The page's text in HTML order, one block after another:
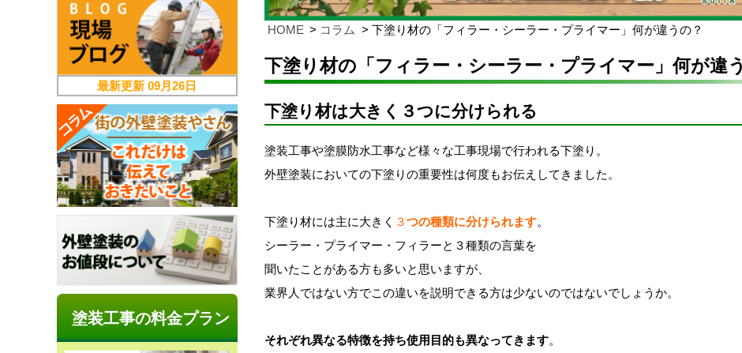
HOME コラム 下塗り材の「フィラー・シーラー・プライマー」何が違うの？
下塗り材の「フィラー・シーラー・プライマー」何が違
下塗り材は大きく３つに分けられる
塗装工事や塗膜防水工事など様々な工事現場で行われる下塗り。
外壁塗装においての下塗りの重要性は何度もお伝えしてきました。
下塗り材には主に大きく ３つの種類に分けられます。
シーラー・プライマー・フィラーと３種類の言葉を
聞いたことがある方も多いと思いますが、
業界人ではない方でこの違いを説明できる方は少ないのではないでしょうか。
それぞれ異なる特徴を持ち使用目的も異なってきます。
最新更新09月26日
塗装工事の料金プラン